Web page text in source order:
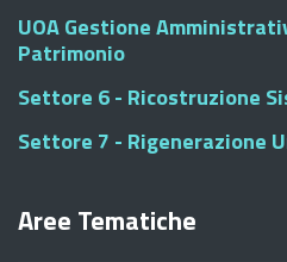
UOA Gestione
Patrimonio
Settore 6 - Ricostruzione
Settore 7 - Rigenerazione
Aree Tematiche